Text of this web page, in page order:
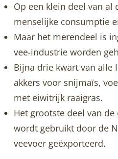
Op een klein deel van
menselijke consumptie
Maar het merendeel is
vee-industrie worden
Bijna drie kwart van alle
akkers voor snijmaïs,
met eiwitrijk raaigras.
Het grootste deel van
wordt gebruikt door de
veevoer geëxporteerd.